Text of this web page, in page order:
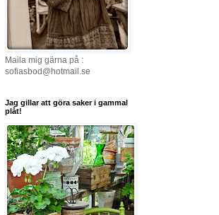
Maila mig gärna på :
sofiasbod@hotmail.se
Jag gillar att göra saker i gammal
plåt!